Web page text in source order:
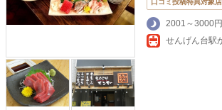
口コミ投稿特典対象店
2001～3000円
せんげん台駅